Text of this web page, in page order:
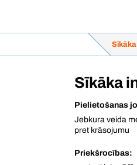
Sīkāka
Pielietošanas
Jebkura veida
pret krāsojumu
Priekšrocības: